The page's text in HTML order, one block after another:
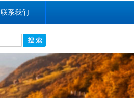
联系我们